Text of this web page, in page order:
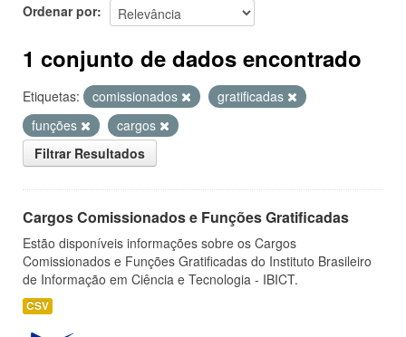
Ordenar por
1 conjunto de dados encontrado
Etiquetas: comissionados
gratificadas
funções
cargos
Filtrar Resultados
Cargos Comissionados e Funções Gratificadas
Estão disponíveis informações sobre os Cargos
Comissionados e Funções Gratificadas do Instituto Brasileiro
de Informação em Ciência e Tecnologia - IBICT.
CSV